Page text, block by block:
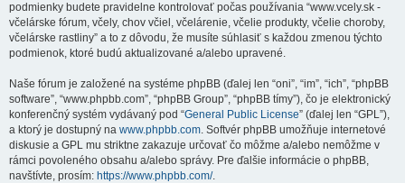
podmienky budete pravidelne kontrolovať počas používania “www.vcely.sk -
včelárske fórum, včely, chov včiel, včelárenie, včelie produkty, včelie choroby,
včelárske rastliny” a to z dôvodu, že musíte súhlasiť s každou zmenou týchto
podmienok, ktoré budú aktualizované a/alebo upravené.
Naše fórum je založené na systéme phpBB (ďalej len “oni”, “im”, “ich”, “phpBB
software”, “www.phpbb.com”, “phpBB Group”, “phpBB tímy”), čo je elektronický
konferenčný systém vydávaný pod “General Public License” (ďalej len “GPL”),
a ktorý je dostupný na www.phpbb.com. Softvér phpBB umožňuje internetové
diskusie a GPL mu striktne zakazuje určovať čo môžme a/alebo nemôžme v
rámci povoleného obsahu a/alebo správy. Pre ďalšie informácie o phpBB,
navštívte, prosím: https://www.phpbb.com/.